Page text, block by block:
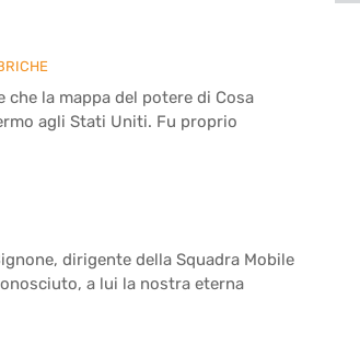
la mappa del potere di Cosa
agli Stati Uniti. Fu proprio
dirigente della Squadra Mobile
a lui la nostra eterna